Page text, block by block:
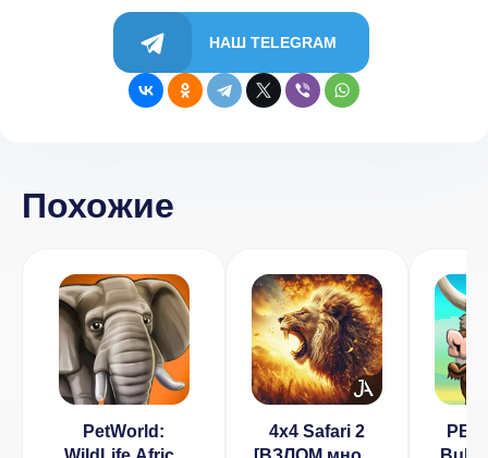
НАШ TELEGRAM
Похожие
PetWorld:
4x4 Safari 2